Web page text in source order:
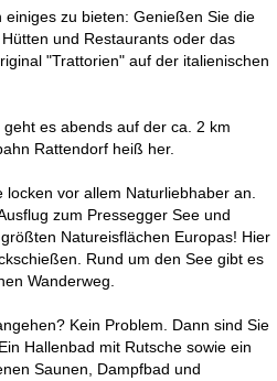
zu bieten: Genießen Sie die
und Restaurants oder das
"Trattorien" auf der italienischen
es abends auf der ca. 2 km
Rattendorf heiß her.
vor allem Naturliebhaber an.
zum Pressegger See und
Natureisflächen Europas! Hier
Rund um den See gibt es
Wanderweg.
Kein Problem. Dann sind Sie
Hallenbad mit Rutsche sowie ein
Saunen, Dampfbad und